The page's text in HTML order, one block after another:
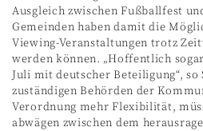
Ausgleich zwischen Fußballfest
Gemeinden haben damit die
Viewing-Veranstaltungen trotz
werden können. „Hoffentlich
Juli mit deutscher Beteiligung“, so
zuständigen Behörden der
Verordnung mehr Flexibilität,
abwägen zwischen dem